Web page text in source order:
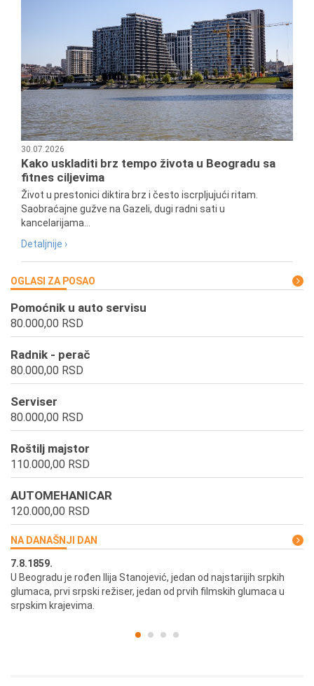
30.07.2026
Kako uskladiti brz tempo života u Beogradu sa
fitnes ciljevima
Život u prestonici diktira brz i često iscrpljujući ritam.
Saobraćajne gužve na Gazeli, dugi radni sati u
kancelarijama...
Detaljnije ›
OGLASI ZA POSAO
Pomoćnik u auto servisu
80.000,00 RSD
Radnik - perač
80.000,00 RSD
Serviser
80.000,00 RSD
Roštilj majstor
110.000,00 RSD
AUTOMEHANICAR
120.000,00 RSD
NA DANAŠNJI DAN
7.8.1859.
U Beogradu je rođen Ilija Stanojević, jedan od najstarijih srpkih
glumaca, prvi srpski režiser, jedan od prvih filmskih glumaca u
srpskim krajevima.